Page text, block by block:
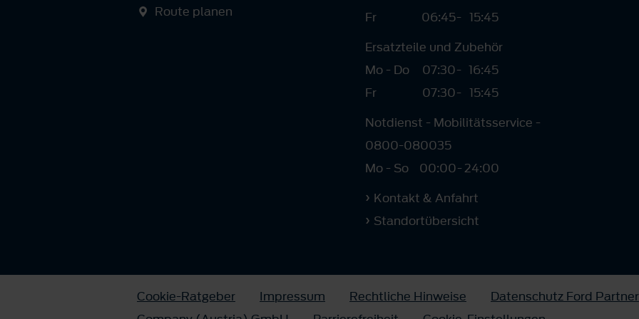
Route planen
Fr
06:45- 15:45
Ersatzteile und Zubehör
Mo - Do
07:30- 16:45
Fr
07:30- 15:45
Notdienst - Mobilitätsservice -
0800-080035
Mo - So
00:00-24:00
Kontakt & Anfahrt
Standortübersicht
Cookie-Ratgeber Impressum Rechtliche Hinweise Datenschutz Ford Partner